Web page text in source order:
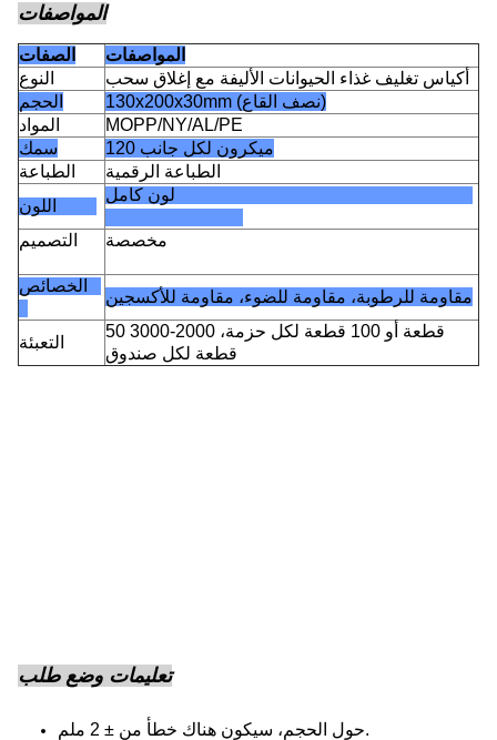
المواصفات
الصفات
المواصفات
النوع
أكياس تغليف غذاء الحيوانات الأليفة مع إغلاق سحب
الحجم
130x200x30mm (نصف القاع)
المواد
MOPP/NY/AL/PE
سمك
120 ميكرون لكل جانب
الطباعة
الطباعة الرقمية
اللون
لون كامل
التصميم مخصصة
الخصائص
مقاومة للرطوبة، مقاومة للضوء، مقاومة للأكسجين
التعبئة
50 قطعة أو 100 قطعة لكل حزمة، 2000-3000
قطعة لكل صندوق
تعليمات وضع طلب
حول الحجم، سيكون هناك خطأ من ± 2 ملم.